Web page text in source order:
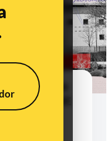
más alto de
de la UE
los